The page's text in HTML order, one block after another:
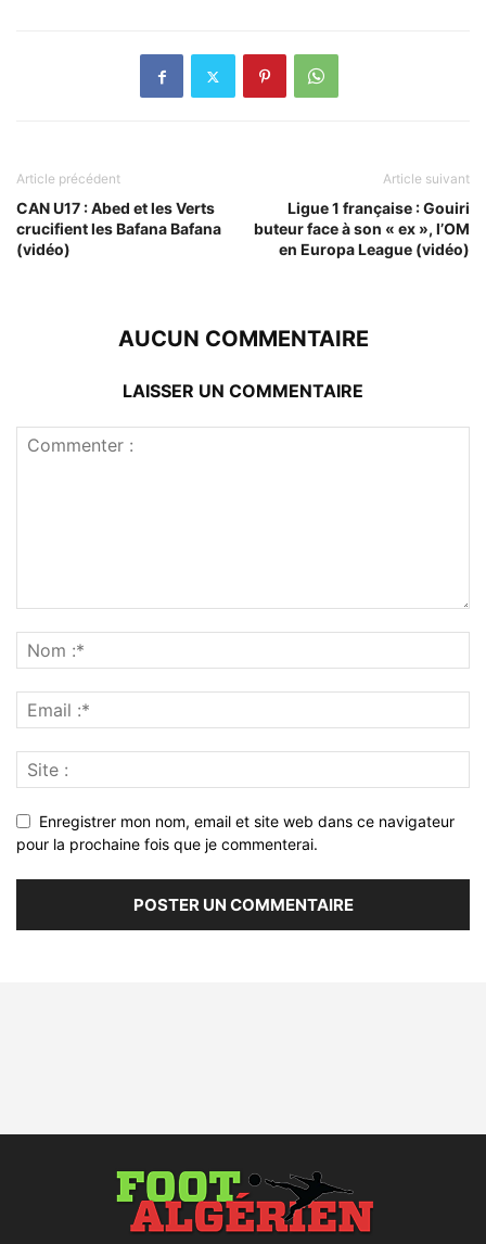
Article précédent
CAN U17 : Abed et les Verts
crucifient les Bafana Bafana
(vidéo)
Article suivant
Ligue 1 française : Gouiri
buteur face à son « ex », l’OM
en Europa League (vidéo)
AUCUN COMMENTAIRE
LAISSER UN COMMENTAIRE
Enregistrer mon nom, email et site web dans ce navigateur
pour la prochaine fois que je commenterai.